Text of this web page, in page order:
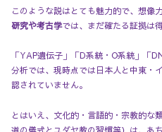
このような説はとても魅力的で、想像
研究や考古学では、まだ確たる証拠は
「YAP遺伝子」「D系統・O系統」「
分析では、現時点では日本人と中東・
認されていません。
とはいえ、文化的・言語的・宗教的な